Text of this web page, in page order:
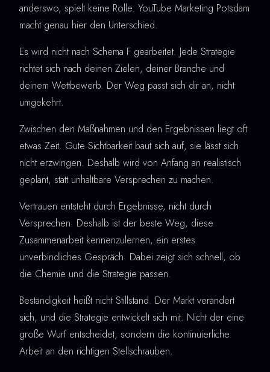
anderswo, spielt keine Rolle. YouTube Marketing Potsdam
macht genau hier den Unterschied.
Es wird nicht nach Schema F gearbeitet. Jede Strategie
richtet sich nach deinen Zielen, deiner Branche und
deinem Wettbewerb. Der Weg passt sich dir an, nicht
umgekehrt.
Zwischen den Maßnahmen und den Ergebnissen liegt oft
etwas Zeit. Gute Sichtbarkeit baut sich auf, sie lässt sich
nicht erzwingen. Deshalb wird von Anfang an realistisch
geplant, statt unhaltbare Versprechen zu machen.
Vertrauen entsteht durch Ergebnisse, nicht durch
Versprechen. Deshalb ist der beste Weg, diese
Zusammenarbeit kennenzulernen, ein erstes
unverbindliches Gespräch. Dabei zeigt sich schnell, ob
die Chemie und die Strategie passen.
Beständigkeit heißt nicht Stillstand. Der Markt verändert
sich, und die Strategie entwickelt sich mit. Nicht der eine
große Wurf entscheidet, sondern die kontinuierliche
Arbeit an den richtigen Stellschrauben.